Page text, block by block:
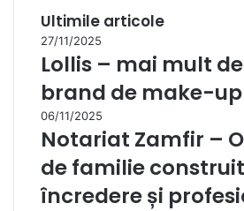
Ultimile articole
27/11/2025
Lollis – mai mult
brand de make-up
06/11/2025
Notariat Zamfir –
de familie
încredere și